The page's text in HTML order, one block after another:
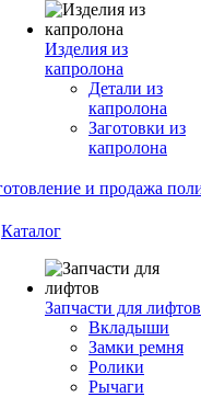
Изделия из
капролона
Детали из
капролона
Заготовки из
капролона
Каталог
Запчасти для лифтов
Вкладыши
Замки ремня
Ролики
Рычаги